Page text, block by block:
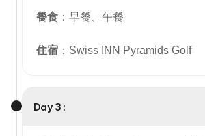
餐食 ：早餐、午餐
住宿 ：Swiss INN Pyramids Golf
Day 3 :